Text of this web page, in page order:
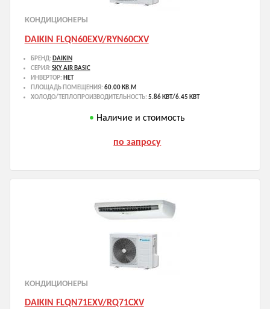
КОНДИЦИОНЕРЫ
DAIKIN FLQN60EXV/RYN60CXV
БРЕНД: DAIKIN
СЕРИЯ: SKY AIR BASIC
ИНВЕРТОР: НЕТ
ПЛОЩАДЬ ПОМЕЩЕНИЯ: 60.00 КВ.М
ХОЛОДО/ТЕПЛОПРОИЗВОДИТЕЛЬНОСТЬ: 5.86 КВТ/6.45 КВТ
Наличие и стоимость
по запросу
КОНДИЦИОНЕРЫ
DAIKIN FLQN71EXV/RQ71CXV